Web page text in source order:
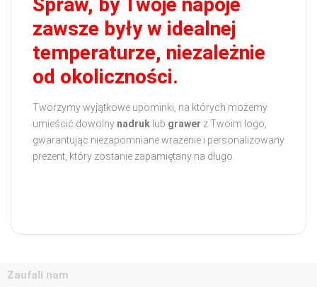
zawsze były w idealnej
temperaturze, niezależnie
od okoliczności.
Tworzymy wyjątkowe upominki, na których możemy
umieścić dowolny nadruk lub grawer z Twoim logo,
gwarantując niezapomniane wrażenie i personalizowany
prezent, który zostanie zapamiętany na długo.
Zaufali nam